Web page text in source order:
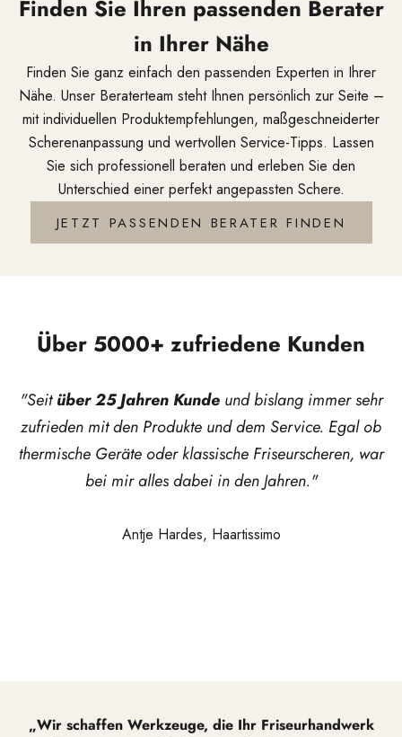
Finden Sie Ihren passenden Berater
in Ihrer Nähe
Finden Sie ganz einfach den passenden Experten in Ihrer
Nähe. Unser Beraterteam steht Ihnen persönlich zur Seite –
mit individuellen Produktempfehlungen, maßgeschneiderter
Scherenanpassung und wertvollen Service-Tipps. Lassen
Sie sich professionell beraten und erleben Sie den
Unterschied einer perfekt angepassten Schere.
JETZT PASSENDEN BERATER FINDEN
Über 5000+ zufriedene Kunden
"Seitüber 25 Jahren Kunde und bislang immer sehr
zufrieden mit den Produkte und dem Service. Egal ob
thermische Geräte oder klassische Friseurscheren, war
bei mir alles dabei in den Jahren."
Antje Hardes, Haartissimo
„Wir schaffen Werkzeuge, die Ihr Friseurhandwerk